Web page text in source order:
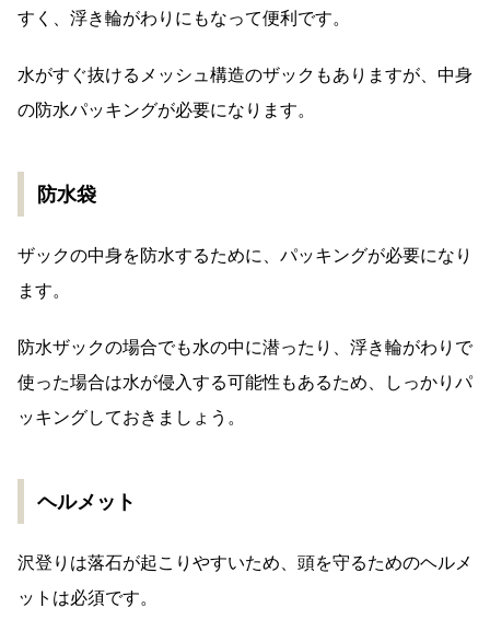
すく、浮き輪がわりにもなって便利です。
水がすぐ抜けるメッシュ構造のザックもありますが、中身
の防水パッキングが必要になります。
防水袋
ザックの中身を防水するために、パッキングが必要になり
ます。
防水ザックの場合でも水の中に潜ったり、浮き輪がわりで
使った場合は水が侵入する可能性もあるため、しっかりパ
ッキングしておきましょう。
ヘルメット
沢登りは落石が起こりやすいため、頭を守るためのヘルメ
ットは必須です。